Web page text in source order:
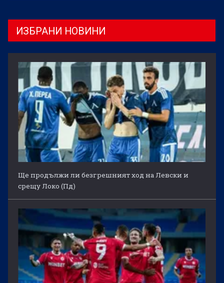
ИЗБРАНИ НОВИНИ
Ще продължи ли безгрешният ход на Левски и
срещу Локо (Пд)